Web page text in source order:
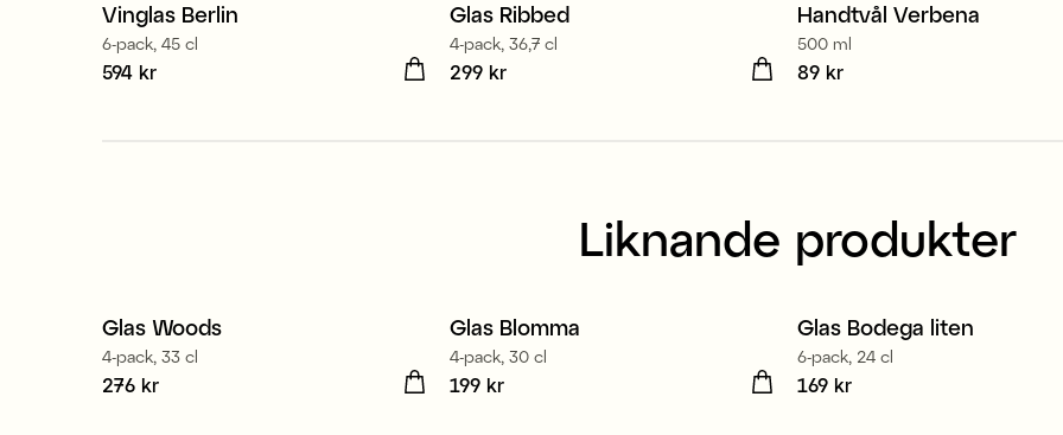
Vinglas Berlin
6-pack, 45 cl
Pris :594 kr
594 kr
Glas Ribbed
4-pack, 36,7 cl
Pris :299 kr
299 kr
2 för 139 kr
Handtvål Verbena
500 ml
Pris:
89 kr
Liknande produkter
Nyhet
Glas Woods
4-pack, 33 cl
Pris :276 kr
276 kr
Glas Blomma
4-pack, 30 cl
Pris :199 kr
199 kr
Glas Bodega liten
6-pack, 24 cl
Pris :169 kr
169 kr